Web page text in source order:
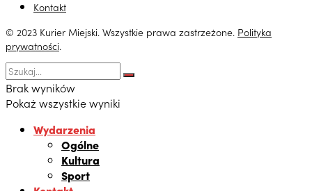
Kontakt
© 2023 Kurier Miejski. Wszystkie prawa zastrzeżone. Polityka
prywatności.
Brak wyników
Pokaż wszystkie wyniki
Wydarzenia
Ogólne
Kultura
Sport